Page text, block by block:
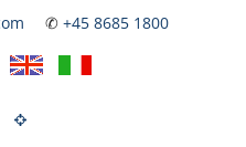
✆ +45 8685 1800